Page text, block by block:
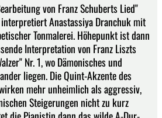
von Franz Schuberts Lied"
Anastassiya Dranchuk mit
Tonmalerei. Höhepunkt ist dann
Interpretation von Franz Liszts
Nr. 1, wo Dämonisches und
liegen. Die Quint-Akzente des
mehr unheimlich als aggressiv,
Steigerungen nicht zu kurz